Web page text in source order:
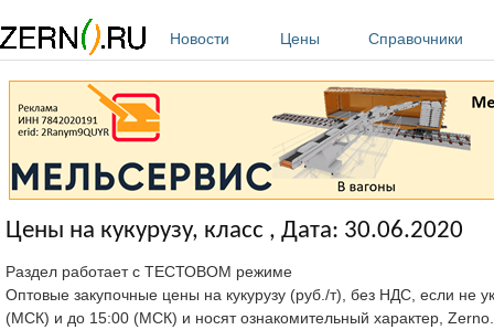
Новости
Цены Справочники
Цены на кукурузу, класс , Дата: 30.06.2020
Раздел работает с ТЕСТОВОМ режиме
Оптовые закупочные цены на кукурузу (руб./т), без НДС, если не
(МСК) и до 15:00 (МСК) и носят ознакомительный характер,